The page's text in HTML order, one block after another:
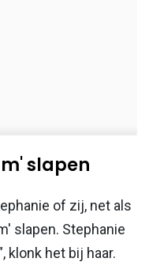
slapen
of zij, net als
slapen. Stephanie
klonk het bij haar.